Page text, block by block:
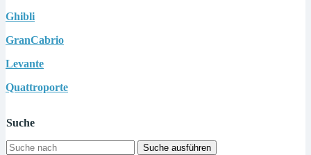
Ghibli
GranCabrio
Levante
Quattroporte
Suche
Suche ausführen